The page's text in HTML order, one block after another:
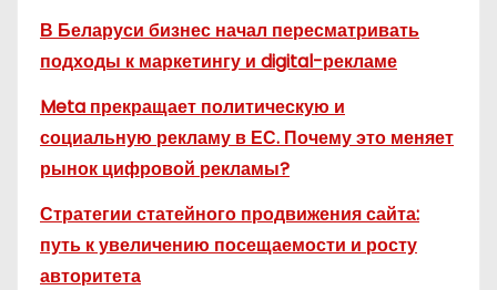
В Беларуси бизнес начал пересматривать
подходы к маркетингу и digital-рекламе
Meta прекращает политическую и
социальную рекламу в ЕС. Почему это меняет
рынок цифровой рекламы?
Стратегии статейного продвижения сайта:
путь к увеличению посещаемости и росту
авторитета